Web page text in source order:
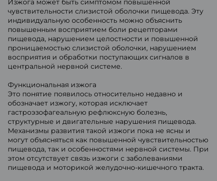
Изжога может быть симптомом повышенной
чувствительности слизистой оболочки пищевода. Эту
индивидуальную особенность можно объяснить
повышенным восприятием боли рецепторами
пищевода, нарушением целостности и повышенной
проницаемостью слизистой оболочки, нарушением
восприятия и обработки поступающих сигналов в
центральной нервной системе.
Функциональная изжога
Это понятие появилось относительно недавно и
обозначает изжогу, которая исключает
гастроэзофагеальную рефлюксную болезнь,
структурные и двигательные нарушения пищевода.
Механизмы развития такой изжоги пока не ясны и
могут объясняться как повышенной чувствительностью
пищевода, так и особенностями нервной системы. При
этом отсутствует связь изжоги с заболеваниями
пищевода и моторикой желудочно-кишечного тракта.